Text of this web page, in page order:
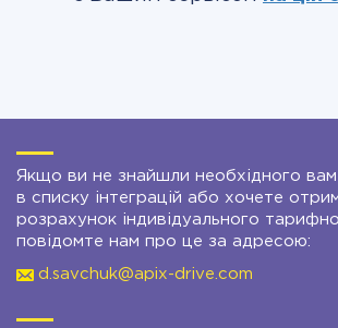
Якщо ви не знайшли необхідного вам
в списку інтеграцій або хочете
розрахунок індивідуального
повідомте нам про це за адресою:
d.savchuk@apix-drive.com